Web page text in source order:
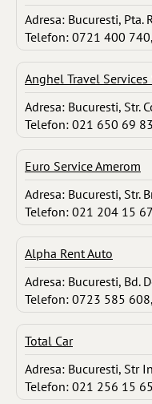
Adresa: Bucuresti, Pta.
Telefon: 0721 400
Anghel Travel Services
Adresa: Bucuresti, Str.
Telefon: 021 650 69 83
Euro Service Amerom
Adresa: Bucuresti, Str.
Telefon: 021 204 15
Alpha Rent Auto
Adresa: Bucuresti, Bd.
Telefon: 0723 585
Total Car
Adresa: Bucuresti, Str
Telefon: 021 256 15 65